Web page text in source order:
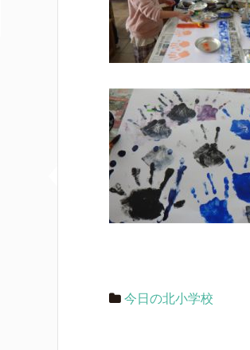
今日の北小学校